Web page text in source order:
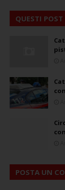
QUESTI POST
POSTA UN